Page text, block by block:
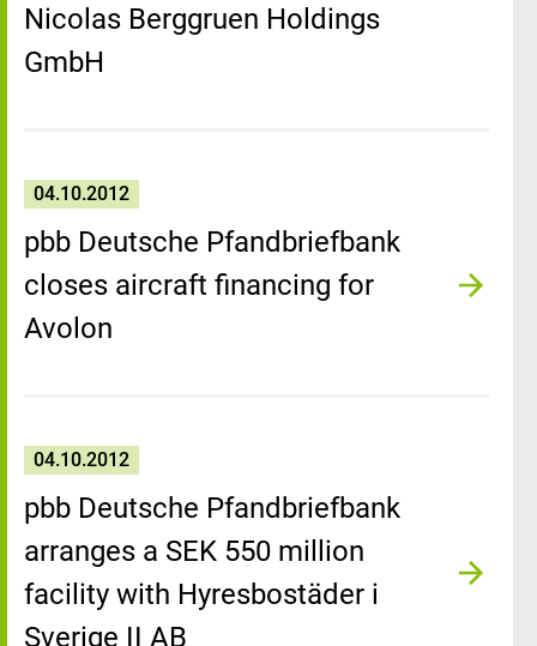
Nicolas Berggruen Holdings
GmbH
04.10.2012
pbb Deutsche Pfandbriefbank
closes aircraft financing for
Avolon
04.10.2012
pbb Deutsche Pfandbriefbank
arranges a SEK 550 million
facility with Hyresbostäder i
Sverige II AB